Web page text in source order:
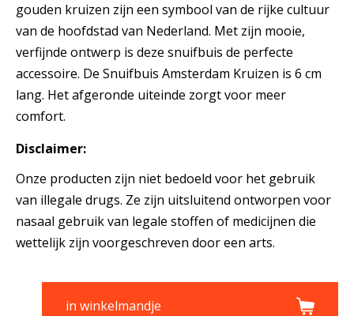
gouden kruizen zijn een symbool van de rijke cultuur
van de hoofdstad van Nederland. Met zijn mooie,
verfijnde ontwerp is deze snuifbuis de perfecte
accessoire. De Snuifbuis Amsterdam Kruizen is 6 cm
lang. Het afgeronde uiteinde zorgt voor meer
comfort.
Disclaimer:
Onze producten zijn niet bedoeld voor het gebruik
van illegale drugs. Ze zijn uitsluitend ontworpen voor
nasaal gebruik van legale stoffen of medicijnen die
wettelijk zijn voorgeschreven door een arts.
in winkelmandje